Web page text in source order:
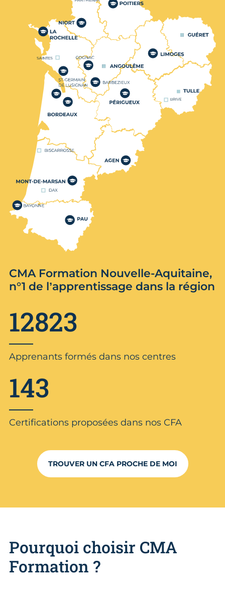
CMA Formation Nouvelle-Aquitaine,
n°1 de l’apprentissage dans la région
12823
Apprenants formés dans nos centres
143
Certifications proposées dans nos CFA
TROUVER UN CFA PROCHE DE MOI
Pourquoi choisir CMA
Formation ?